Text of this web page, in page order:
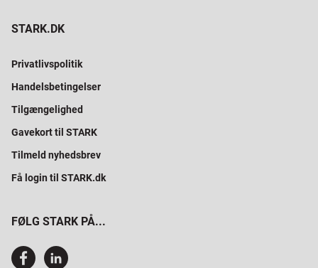
STARK.DK
Privatlivspolitik
Handelsbetingelser
Tilgængelighed
Gavekort til STARK
Tilmeld nyhedsbrev
Få login til STARK.dk
FØLG STARK PÅ...